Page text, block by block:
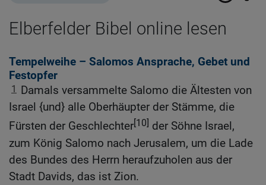
Elberfelder Bibel online lesen
Tempelweihe – Salomos Ansprache, Gebet und
Festopfer
1
Damals versammelte Salomo die Ältesten von
Israel {und} alle Oberhäupter der Stämme, die
Fürsten der Geschlechter[10] der Söhne Israel,
zum König Salomo nach Jerusalem, um die Lade
des Bundes des Herrn heraufzuholen aus der
Stadt Davids, das ist Zion.